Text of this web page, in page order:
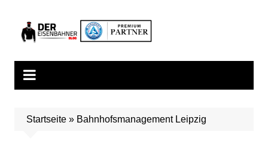
springen
Startseite» Bahnhofsmanagement Leipzig